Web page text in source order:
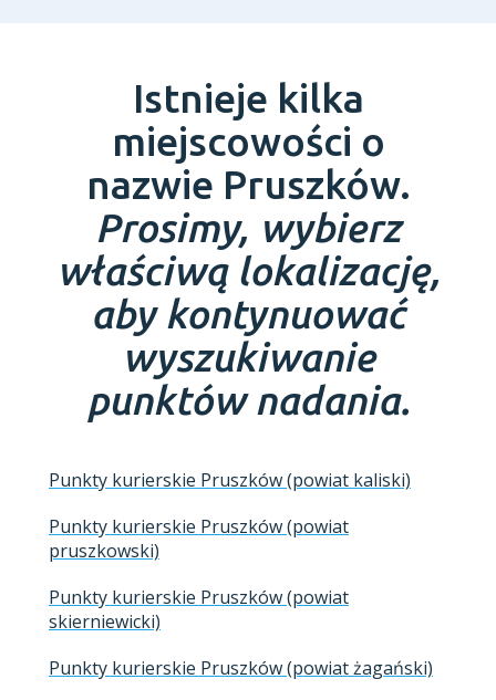
Istnieje kilka
miejscowości o
nazwie Pruszków.
Prosimy, wybierz
właściwą lokalizację,
aby kontynuować
wyszukiwanie
punktów nadania.
Punkty kurierskie Pruszków (powiat kaliski)
Punkty kurierskie Pruszków (powiat
pruszkowski)
Punkty kurierskie Pruszków (powiat
skierniewicki)
Punkty kurierskie Pruszków (powiat żagański)